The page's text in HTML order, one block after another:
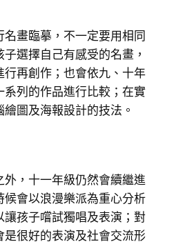
畫臨摹，不一定要用相同
選擇自己有感受的名畫，
行再創作；也會依九、十年
系列的作品進行比較；在實
圖及海報設計的技法。
外，十一年級仍然會續繼進
會以浪漫樂派為重心分析
讓孩子嚐試獨唱及表演；對
很好的表演及社會交流形